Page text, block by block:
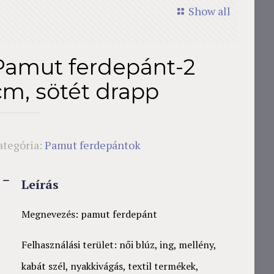
Show all
ferdepánt-2
sötét drapp
Pamut ferdepántok
Leírás
Megnevezés: pamut ferdepánt
Felhasználási terület: női blúz, ing, mellény,
kabát szél, nyakkivágás, textil termékek,